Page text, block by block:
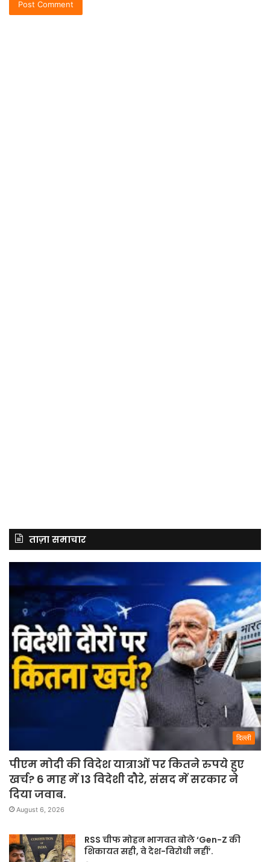
ताज़ा समाचार
दिल्ली
पीएम मोदी की विदेश यात्राओं पर कितने रुपये हुए
खर्च? 6 माह में 13 विदेशी दौरे, संसद में सरकार ने
दिया जवाब.
August 6, 2026
RSS चीफ मोहन भागवत बोले ‘Gen-Z की
शिकायत सही, वे देश-विरोधी नहीं’.